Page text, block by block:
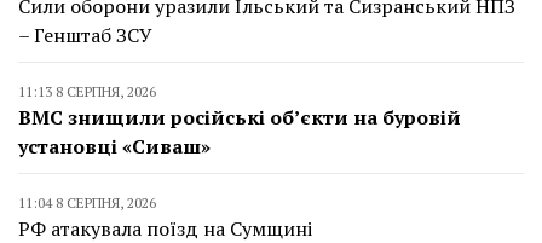
Сили оборони уразили Ільський та Сизранський НПЗ
– Генштаб ЗСУ
11:13 8 СЕРПНЯ, 2026
ВМС знищили російські об’єкти на буровій
установці «Сиваш»
11:04 8 СЕРПНЯ, 2026
РФ атакувала поїзд на Сумщині